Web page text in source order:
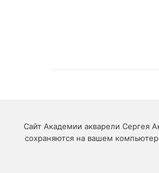
Сайт Академии акварели Сергея
сохраняются на вашем